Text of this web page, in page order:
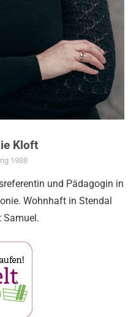
Kloft
1988
und Pädagogin in
Wohnhaft in Stendal
Samuel.